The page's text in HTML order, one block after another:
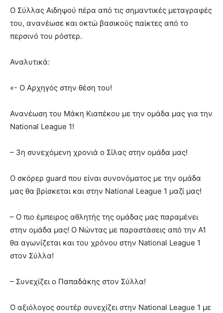
Ο Σύλλας Αιδηψού πέρα από τις σημαντικές μεταγραφές
του, ανανέωσε και οκτώ βασικούς παίκτες από το
περσινό του ρόστερ.
Αναλυτικά:
«- Ο Αρχηγός στην θέση του!
Ανανέωση του Μάκη Κιαπέκου με την ομάδα μας για την
National League 1!
– 3η συνεχόμενη χρονιά ο Σίλας στην ομάδα μας!
Ο σκόρερ guard που είναι συνονόματος με την ομάδα
μας θα βρίσκεται και στην National League 1 μαζί μας!
– Ο πιο έμπειρος αθλητής της ομάδας μας παραμένει
στην ομάδα μας! Ο Νώντας με παραστάσεις από την Α1
θα αγωνίζεται και του χρόνου στην National League 1
στον Σύλλα!
– Συνεχίζει ο Παπαδάκης στον Σύλλα!
Ο αξιόλογος σουτέρ συνεχίζει στην National League 1 με